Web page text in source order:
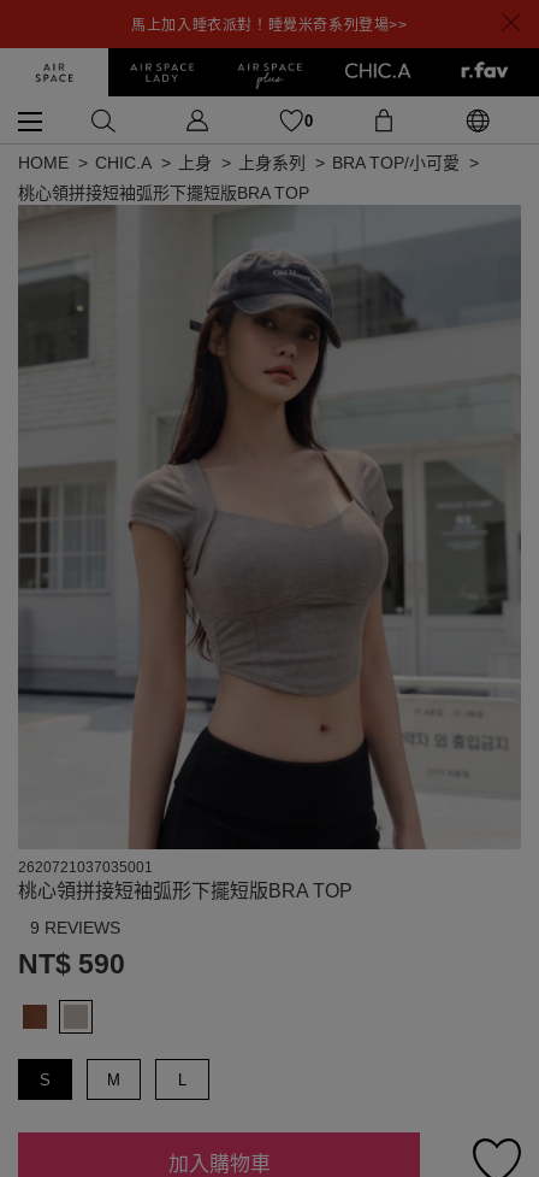
馬上加入睡衣派對！睡覺米奇系列登場>>
0
HOME CHIC.A 上身 上身系列
BRA TOP/小可愛
桃心領拼接短袖弧形下擺短版BRA TOP
2620721037035001
桃心領拼接短袖弧形下擺短版BRA TOP
9 REVIEWS
NT$ 590
S M L
加入購物車